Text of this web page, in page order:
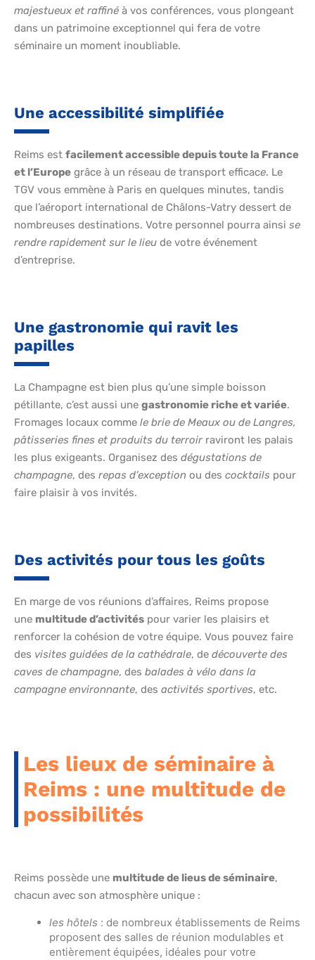
majestueux et raffiné à vos conférences, vous plongeant
dans un patrimoine exceptionnel qui fera de votre
séminaire un moment inoubliable.
Une accessibilité simplifiée
Reims est facilement accessible depuis toute la France
et l’Europe grâce à un réseau de transport efficace. Le
TGV vous emmène à Paris en quelques minutes, tandis
que l’aéroport international de Châlons-Vatry dessert de
nombreuses destinations. Votre personnel pourra ainsi se
rendre rapidement sur le lieu de votre événement
d’entreprise.
Une gastronomie qui ravit les
papilles
La Champagne est bien plus qu’une simple boisson
pétillante, c’est aussi une gastronomie riche et variée.
Fromages locaux comme le brie de Meaux ou de Langres,
pâtisseries fines et produits du terroir raviront les palais
les plus exigeants. Organisez des dégustations de
champagne, des repas d’exception ou des cocktails pour
faire plaisir à vos invités.
Des activités pour tous les goûts
En marge de vos réunions d’affaires, Reims propose
une multitude d’activités pour varier les plaisirs et
renforcer la cohésion de votre équipe. Vous pouvez faire
des visites guidées de la cathédrale, de découverte des
caves de champagne, des balades à vélo dans la
campagne environnante, des activités sportives, etc.
Les lieux de séminaire à
Reims : une multitude de
possibilités
Reims possède une multitude de lieus de séminaire,
chacun avec son atmosphère unique :
les hôtels : de nombreux établissements de Reims
proposent des salles de réunion modulables et
entièrement équipées, idéales pour votre